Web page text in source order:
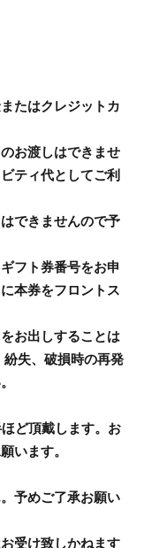
たはクレジットカ
お渡しはできませ
ティ代としてご利
できませんので予
フト券番号をお申
本券をフロントス
お出しすることは
失、破損時の再発
ど頂戴します。お
います。
予めご了承お願い
受け致しかねます